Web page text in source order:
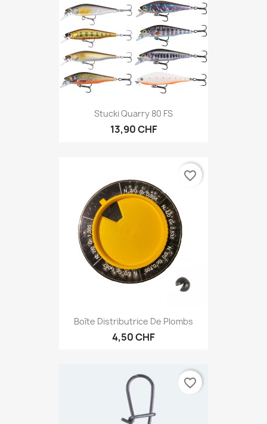
Stucki Quarry 80 FS
13,90 CHF
Boîte Distributrice De Plombs
4,50 CHF
favorite_border
favorite_border